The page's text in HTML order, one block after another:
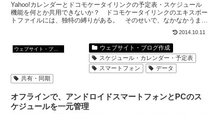
Yahoo!カレンダーとドコモケータイリンクの予定表・スケジュール
機能を何とか共用できないか？ ドコモケータイリンクのエキスポー
トファイルには、独特の縛りがある。 そのせいで、なかなかうまく
2014.10.11
ウェブサイト・ブログ作成
ウェブサイト・ブログ作成
スケジュール・カレンダー・予定表
スマートフォン
データ
共有・同期
オフラインで、アンドロイドスマートフォンとPCのス
ケジュールを一元管理